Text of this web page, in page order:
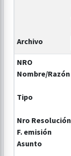
Archivo
NRO
Nombre/Razón
Tipo
Nro Resolución
F. emisión
Asunto